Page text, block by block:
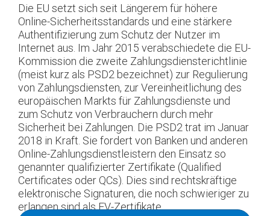
Die EU setzt sich seit Längerem für höhere
Online-Sicherheitsstandards und eine stärkere
Authentifizierung zum Schutz der Nutzer im
Internet aus. Im Jahr 2015 verabschiedete die EU-
Kommission die zweite Zahlungsdiensterichtlinie
(meist kurz als PSD2 bezeichnet) zur Regulierung
von Zahlungsdiensten, zur Vereinheitlichung des
europäischen Markts für Zahlungsdienste und
zum Schutz von Verbrauchern durch mehr
Sicherheit bei Zahlungen. Die PSD2 trat im Januar
2018 in Kraft. Sie fordert von Banken und anderen
Online-Zahlungsdienstleistern den Einsatz so
genannter qualifizierter Zertifikate (Qualified
Certificates oder QCs). Dies sind rechtskräftige
elektronische Signaturen, die noch schwieriger zu
erlangen sind als EV-Zertifikate.